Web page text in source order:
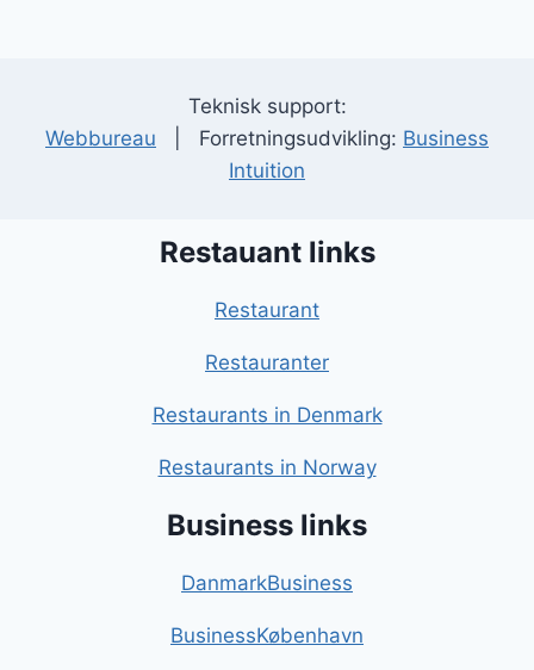
Teknisk support:
Webbureau | Forretningsudvikling: Business
Intuition
Restauant links
Restaurant
Restauranter
Restaurants in Denmark
Restaurants in Norway
Business links
DanmarkBusiness
BusinessKøbenhavn